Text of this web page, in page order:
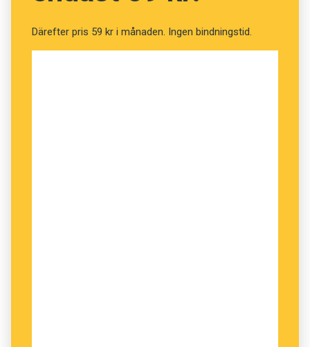
Därefter pris 59 kr i månaden. Ingen bindningstid.